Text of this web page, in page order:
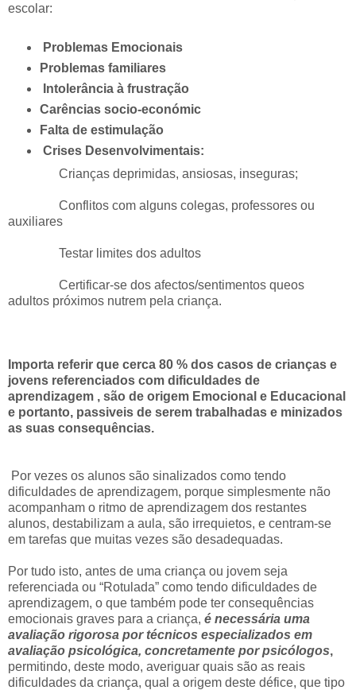
escolar:
Problemas Emocionais
Problemas familiares
Intolerância à frustração
Carências socio-económic
Falta de estimulação
Crises Desenvolvimentais:
Crianças deprimidas, ansiosas, inseguras;
Conflitos com alguns colegas, professores ou
auxiliares
Testar limites dos adultos
Certificar-se dos afectos/sentimentos queos
adultos próximos nutrem pela criança.
Importa referir que cerca 80 % dos casos de crianças e
jovens referenciados com dificuldades de
aprendizagem , são de origem Emocional e Educacional
e portanto, passiveis de serem trabalhadas e minizados
as suas consequências.
Por vezes os alunos são sinalizados como tendo
dificuldades de aprendizagem, porque simplesmente não
acompanham o ritmo de aprendizagem dos restantes
alunos, destabilizam a aula, são irrequietos, e centram-se
em tarefas que muitas vezes são desadequadas.
Por tudo isto, antes de uma criança ou jovem seja
referenciada ou “Rotulada” como tendo dificuldades de
aprendizagem, o que também pode ter consequências
emocionais graves para a criança, é necessária uma
avaliação rigorosa por técnicos especializados em
avaliação psicológica, concretamente por psicólogos,
permitindo, deste modo, averiguar quais são as reais
dificuldades da criança, qual a origem deste défice, que tipo